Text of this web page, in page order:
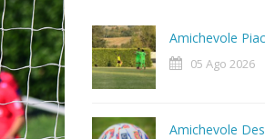
Amichevole
05 Ago 2026
Amichevole